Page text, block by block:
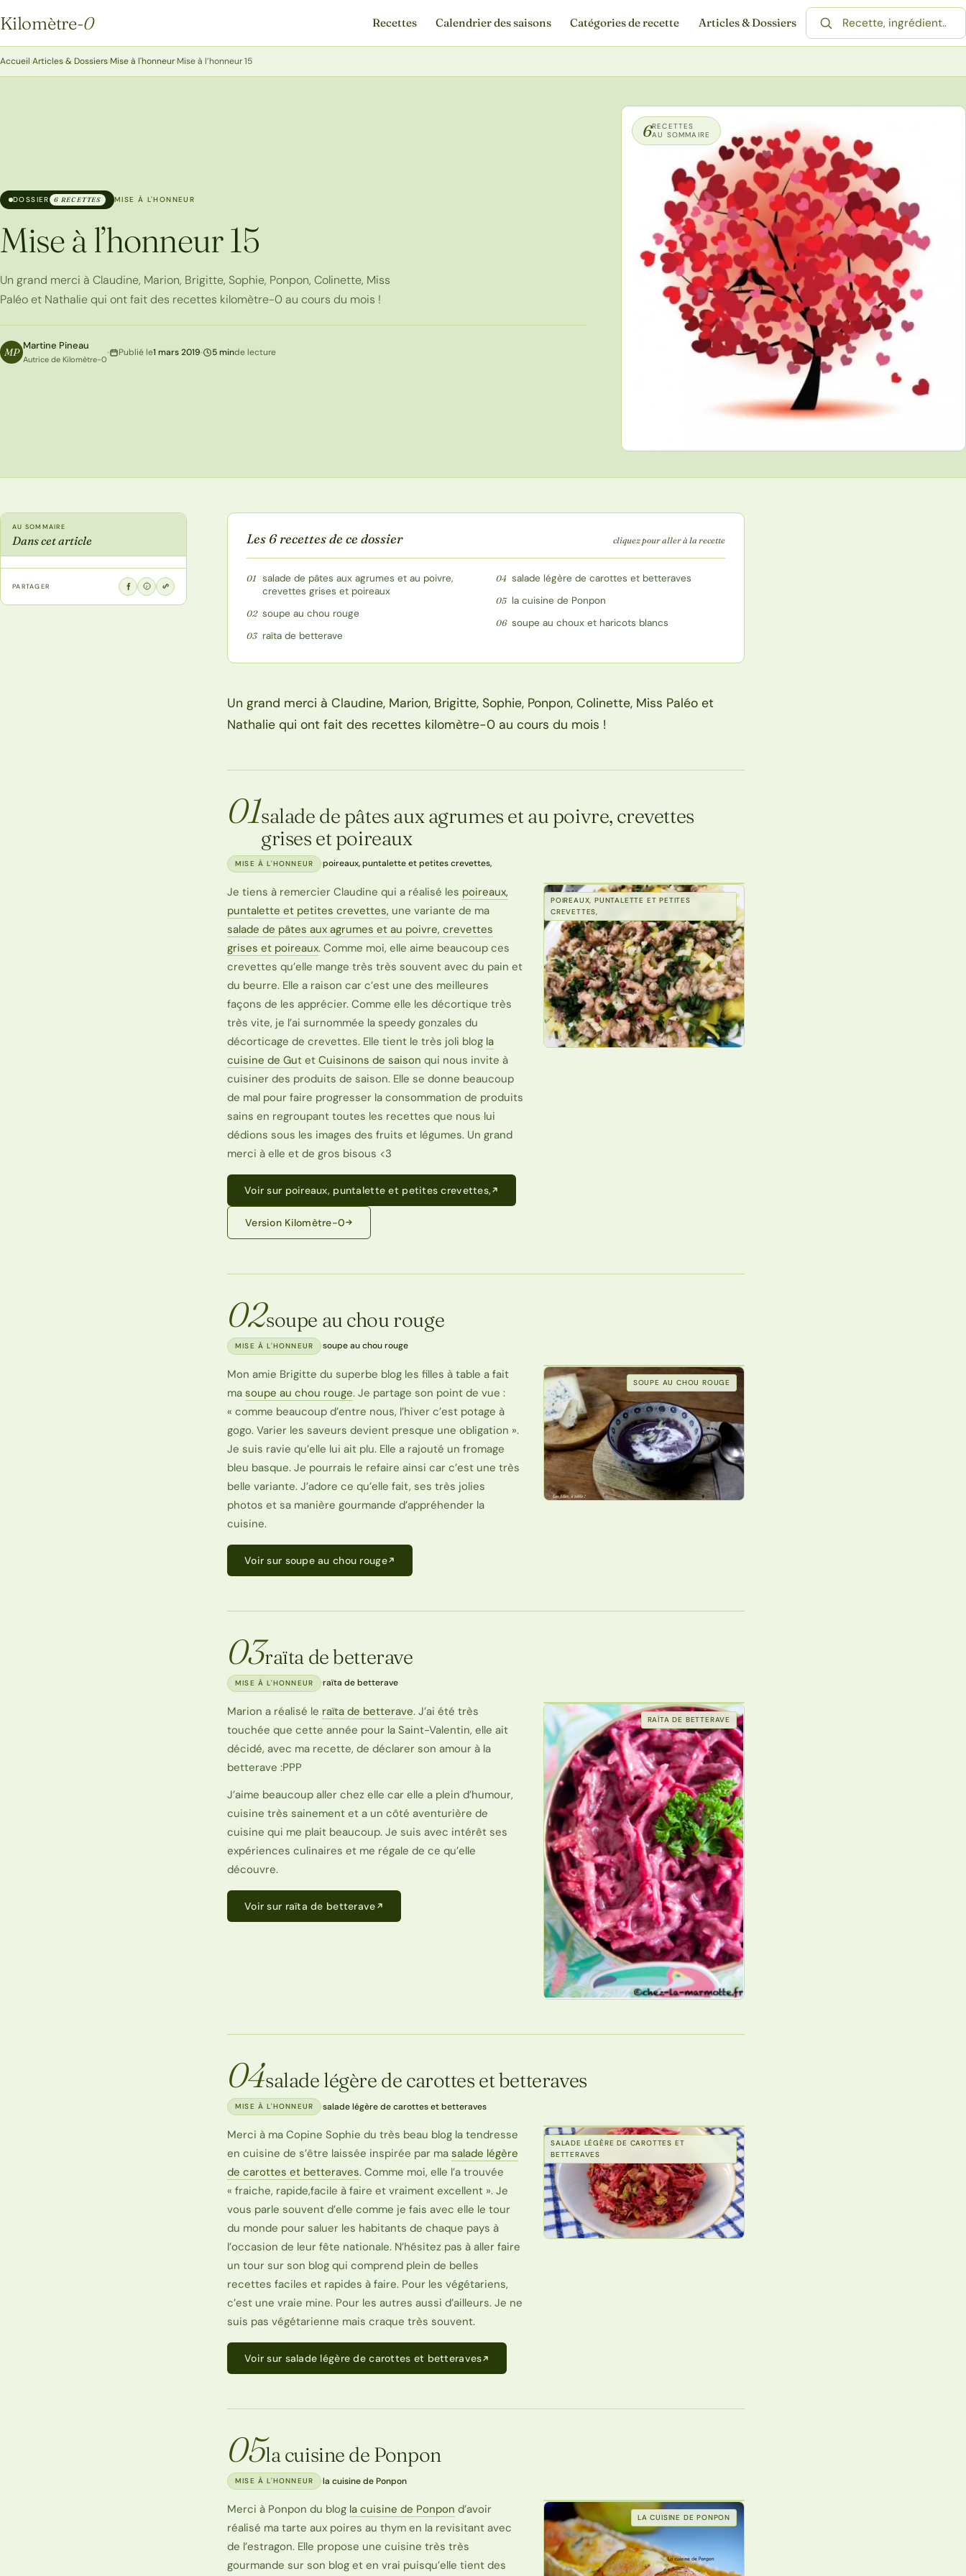
Kilomètre-0
Kilomètre-0
Recettes Calendrier des saisons Catégories de recette Articles & Dossiers
Rechercher une recette
Accueil›Articles & Dossiers›Mise à l'honneur›Mise à l’honneur 15
DOSSIER 6 RECETTES MISE À L'HONNEUR
Mise à l’honneur 15
Un grand merci à Claudine, Marion, Brigitte, Sophie, Ponpon, Colinette, Miss
Paléo et Nathalie qui ont fait des recettes kilomètre-0 au cours du mois !
MP
Martine Pineau
Autrice de Kilomètre-0
Publié le1 mars 2019 5 minde lecture
6RECETTES
AU SOMMAIRE
AU SOMMAIRE
Dans cet article
PARTAGER P
Les 6 recettes de ce dossier cliquez pour aller à la recette
01 salade de pâtes aux agrumes et au poivre,
crevettes grises et poireaux
02 soupe au chou rouge
03 raïta de betterave
04 salade légère de carottes et betteraves
05 la cuisine de Ponpon
06 soupe au choux et haricots blancs
Un grand merci à Claudine, Marion, Brigitte, Sophie, Ponpon, Colinette, Miss Paléo et
Nathalie qui ont fait des recettes kilomètre-0 au cours du mois !
01salade de pâtes aux agrumes et au poivre, crevettes
grises et poireaux
MISE À L'HONNEUR ·poireaux, puntalette et petites crevettes,
Je tiens à remercier Claudine qui a réalisé les poireaux,
puntalette et petites crevettes, une variante de ma
salade de pâtes aux agrumes et au poivre, crevettes
grises et poireaux. Comme moi, elle aime beaucoup ces
crevettes qu’elle mange très très souvent avec du pain et
du beurre. Elle a raison car c’est une des meilleures
façons de les apprécier. Comme elle les décortique très
très vite, je l’ai surnommée la speedy gonzales du
décorticage de crevettes. Elle tient le très joli blog la
cuisine de Gut et Cuisinons de saison qui nous invite à
cuisiner des produits de saison. Elle se donne beaucoup
de mal pour faire progresser la consommation de produits
sains en regroupant toutes les recettes que nous lui
dédions sous les images des fruits et légumes. Un grand
merci à elle et de gros bisous <3
Voir sur poireaux, puntalette et petites crevettes,
Version Kilomètre-0
POIREAUX, PUNTALETTE ET PETITES
CREVETTES,
02soupe au chou rouge
MISE À L'HONNEUR ·soupe au chou rouge
Mon amie Brigitte du superbe blog les filles à table a fait
ma soupe au chou rouge. Je partage son point de vue :
« comme beaucoup d’entre nous, l’hiver c’est potage à
gogo. Varier les saveurs devient presque une obligation ».
Je suis ravie qu’elle lui ait plu. Elle a rajouté un fromage
bleu basque. Je pourrais le refaire ainsi car c’est une très
belle variante. J’adore ce qu’elle fait, ses très jolies
photos et sa manière gourmande d’appréhender la
cuisine.
Voir sur soupe au chou rouge
SOUPE AU CHOU ROUGE
03raïta de betterave
MISE À L'HONNEUR ·raïta de betterave
Marion a réalisé le raïta de betterave. J’ai été très
touchée que cette année pour la Saint-Valentin, elle ait
décidé, avec ma recette, de déclarer son amour à la
betterave :PPP
J’aime beaucoup aller chez elle car elle a plein d’humour,
cuisine très sainement et a un côté aventurière de
cuisine qui me plait beaucoup. Je suis avec intérêt ses
expériences culinaires et me régale de ce qu’elle
découvre.
Voir sur raïta de betterave
RAÏTA DE BETTERAVE
04salade légère de carottes et betteraves
MISE À L'HONNEUR ·salade légère de carottes et betteraves
Merci à ma Copine Sophie du très beau blog la tendresse
en cuisine de s’être laissée inspirée par ma salade légère
de carottes et betteraves. Comme moi, elle l’a trouvée
« fraiche, rapide,facile à faire et vraiment excellent ». Je
vous parle souvent d’elle comme je fais avec elle le tour
du monde pour saluer les habitants de chaque pays à
l’occasion de leur fête nationale. N’hésitez pas à aller faire
un tour sur son blog qui comprend plein de belles
recettes faciles et rapides à faire. Pour les végétariens,
c’est une vraie mine. Pour les autres aussi d’ailleurs. Je ne
suis pas végétarienne mais craque très souvent.
Voir sur salade légère de carottes et betteraves
SALADE LÉGÈRE DE CAROTTES ET
BETTERAVES
05la cuisine de Ponpon
MISE À L'HONNEUR ·la cuisine de Ponpon
Merci à Ponpon du blog la cuisine de Ponpon d’avoir
réalisé ma tarte aux poires au thym en la revisitant avec
de l’estragon. Elle propose une cuisine très très
gourmande sur son blog et en vrai puisqu’elle tient des
LA CUISINE DE PONPON